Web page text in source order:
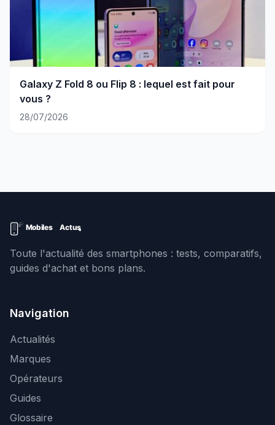
Galaxy Z Fold 8 ou Flip 8 : lequel est fait pour
vous ?
28/07/2026
Toute l'actualité des smartphones : tests, comparatifs,
guides d'achat et bons plans.
Navigation
Actualités
Marques
Opérateurs
Guides
Glossaire